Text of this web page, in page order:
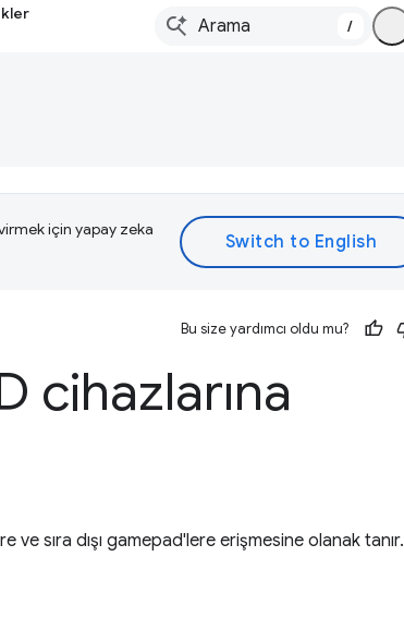
/
için yapay zeka
Bu size yardımcı oldu mu?
cihazlarına
sıra dışı gamepad'lere erişmesine olanak tanır.